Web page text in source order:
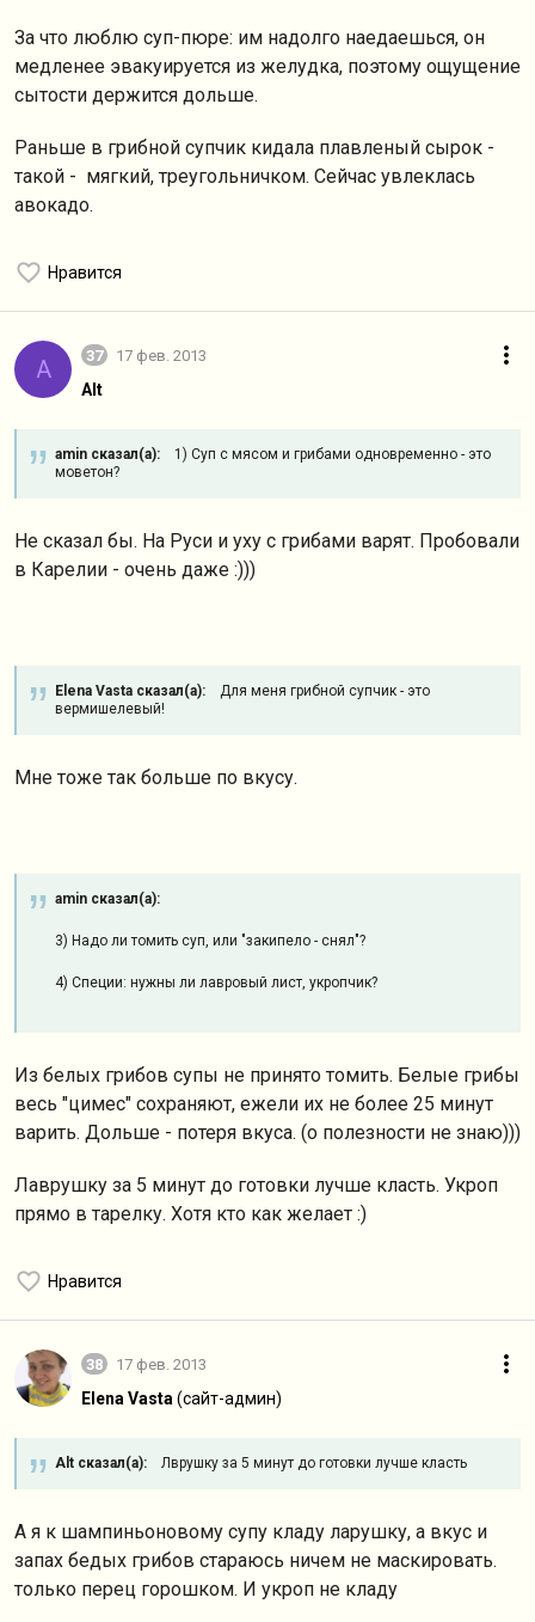
За что люблю суп-пюре: им надолго наедаешься, он
медленее эвакуируется из желудка, поэтому ощущение
сытости держится дольше.
Раньше в грибной супчик кидала плавленый сырок -
такой - мягкий, треугольничком. Сейчас увлеклась
авокадо.
Нравится
A 37 17 фев. 2013
Alt
amin сказал(а): 1) Суп с мясом и грибами одновременно - это
моветон?
Не сказал бы. На Руси и уху с грибами варят. Пробовали
в Карелии - очень даже :)))
Elena Vasta сказал(а): Для меня грибной супчик - это
вермишелевый!
Мне тоже так больше по вкусу.
amin сказал(а):
3) Надо ли томить суп, или "закипело - снял"?
4) Специи: нужны ли лавровый лист, укропчик?
Из белых грибов супы не принято томить. Белые грибы
весь "цимес" сохраняют, ежели их не более 25 минут
варить. Дольше - потеря вкуса. (о полезности не знаю)))
Лаврушку за 5 минут до готовки лучше класть. Укроп
прямо в тарелку. Хотя кто как желает :)
Нравится
38 17 фев. 2013
Elena Vasta (сайт-админ)
Alt сказал(а): Лврушку за 5 минут до готовки лучше класть
А я к шампиньоновому супу кладу ларушку, а вкус и
запах бедых грибов стараюсь ничем не маскировать.
только перец горошком. И укроп не кладу